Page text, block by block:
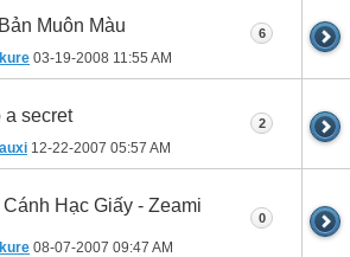
Muôn Màu
03-19-2008 11:55 AM
6
a secret
12-22-2007 05:57 AM
2
Hạc Giấy - Zeami
08-07-2007 09:47 AM
0